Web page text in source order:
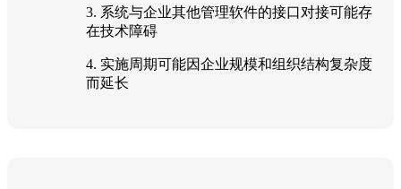
3. 系统与企业其他管理软件的接口对接可能存
在技术障碍
4. 实施周期可能因企业规模和组织结构复杂度
而延长